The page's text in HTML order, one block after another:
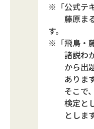
※「公式テ
藤原まる
す。
※「飛鳥・
諸説わか
から出題
あります
そこで、
検定とし
とします